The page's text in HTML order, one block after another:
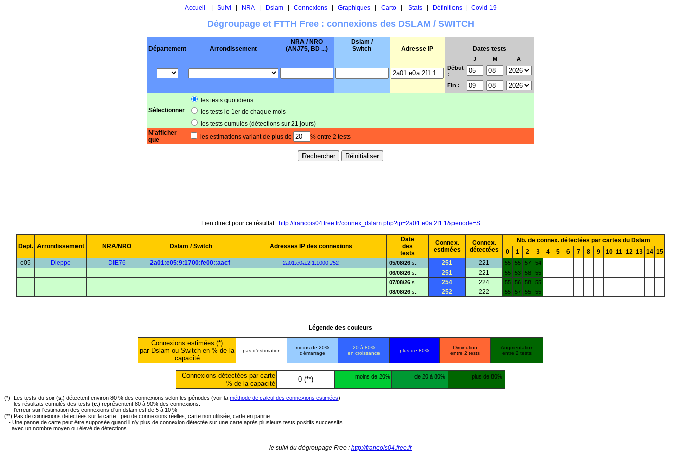
Accueil Suivi NRA| Dslam| Connexions| Graphiques| Carto| Stats| Définitions| Covid-19
Dégroupage et FTTH Free : connexions des DSLAM / SWITCH
Département Arrondissement
NRA / NRO
(ANJ75, BD ...)
Dslam /
Switch
Adresse IP Dates tests
J M
A
Début
:
Fin :
Sélectionner
les tests quotidiens
les tests le 1er de chaque mois
les tests cumulés (détections sur 21 jours)
N'afficher
que
les estimations variant de plus de % entre 2 tests
Lien direct pour ce résultat : http://francois04.free.fr/connex_dslam.php?ip=2a01:e0a:2f1:1&periode=S
Dept. Arrondissement NRA/NRO Dslam / Switch Adresses IP des connexions
Date
des
tests
Connex.
estimées
Connex.
détectées
Nb. de connex. détectées par cartes du Dslam
0
1 2 3 4 5 6 7 8 9 10 11 12 13 14 15
e05
Dieppe DIE76 2a01:e05:9:1700:fe00::aacf 2a01:e0a:2f1:1000::/52 05/08/26 s. 251 221 55 55 57
54
06/08/26 s. 251 221 55 53 58
55
07/08/26 s. 254 224 55 56 58
55
08/08/26 s. 252 222 55 57 55 55
Légende des couleurs
Connexions estimées (*)
par Dslam ou Switch en % de la
capacité
pas d'estimation
moins de 20%
démarrage
20 à 80%
en croissance
plus de 80%
Diminution
entre 2 tests
Augmentation
entre 2 tests
Connexions détectées par carte
% de la capacité
0 (**) moins de 20% de 20 à 80% plus de 80%
(*)- Les tests du soir (s.) détectent environ 80 % des connexions selon les périodes (voir la méthode de calcul des connexions estimées)
- les résultats cumulés des tests (c.) représentent 80 à 90% des connexions.
- l'erreur sur l'estimation des connexions d'un dslam est de 5 à 10 %
(**) Pas de connexions détectées sur la carte : peu de connexions réelles, carte non utilisée, carte en panne.
- Une panne de carte peut être supposée quand il n'y plus de connexion détectée sur une carte après plusieurs tests positifs successifs
avec un nombre moyen ou élevé de détections
le suivi du dégroupage Free : http://francois04.free.fr